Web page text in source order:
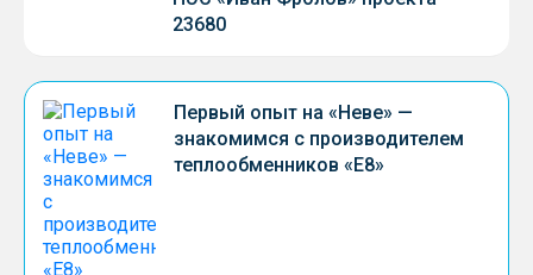
23680
Первый опыт на «Неве» —
знакомимся с производителем
теплообменников «Е8»